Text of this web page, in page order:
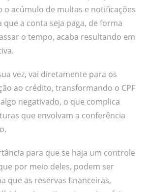
o acúmulo de multas e notificações
que a conta seja paga, de forma
o tempo, acaba resultando em
vez, vai diretamente para os
ao crédito, transformando o CPF
negativado, o que complica
que envolvam a conferência
para que se haja um controle
por meio deles, podem ser
que as reservas financeiras,